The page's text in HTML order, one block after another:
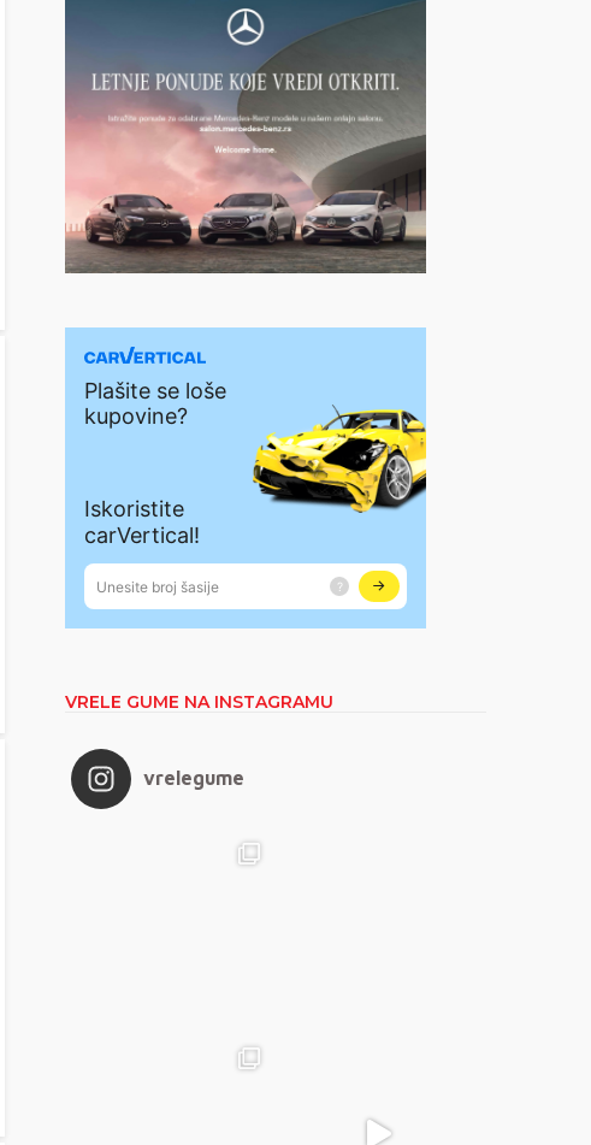
VRELE GUME NA INSTAGRAMU
vrelegume